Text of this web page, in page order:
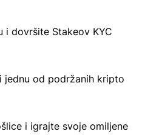
i dovršite Stakeov KYC
jednu od podržanih kripto
i igrajte svoje omiljene